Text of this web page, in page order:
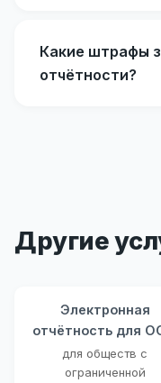
Какие штрафы
отчётности?
Другие
Электронная
отчётность для
для обществ с
ограниченной